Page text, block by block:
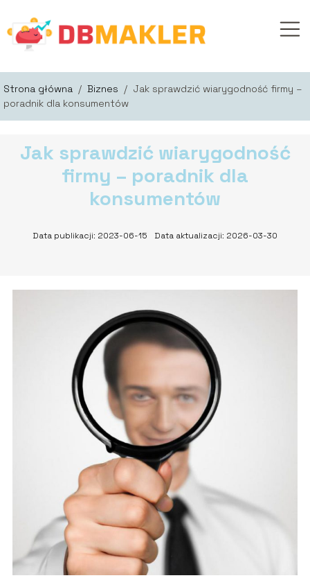
Strona główna / Biznes / Jak sprawdzić wiarygodność firmy –
poradnik dla konsumentów
Jak sprawdzić wiarygodność
firmy – poradnik dla
konsumentów
Data publikacji: 2023-06-15 Data aktualizacji: 2026-03-30